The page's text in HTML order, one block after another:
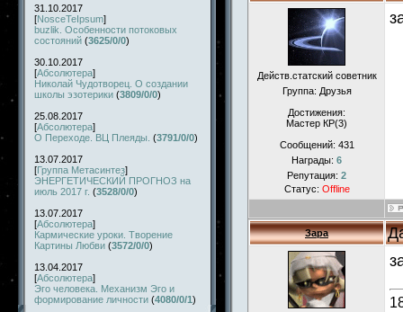
31.10.2017
[NosceTeIpsum]
buzlik. Особенности потоковых
состояний (3625/0/0)
30.10.2017
[Абсолютера]
Николай Чудотворец. О создании
школы эзотерики (3809/0/0)
25.08.2017
[Абсолютера]
О Переходе. ВЦ Плеяды. (3791/0/0)
13.07.2017
[Группа Метасинтез]
ЭНЕРГЕТИЧЕСКИЙ ПРОГНОЗ на
июль 2017 г. (3528/0/0)
13.07.2017
[Абсолютера]
Кармические уроки. Творение
Картины Любви (3572/0/0)
13.04.2017
[Абсолютера]
Эго человека. Механизм Эго и
формирование личности (4080/0/1)
Действ.статский советник
Группа: Друзья
Достижения:
Мастер КР(3)
Сообщений: 431
Награды: 6
Репутация: 2
Статус: Offline
Зара